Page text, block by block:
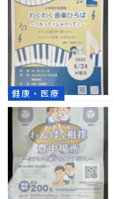
健康・医療